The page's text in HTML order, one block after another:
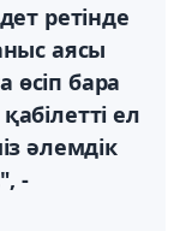
ретінде
аясы
бара
ел
әлемдік
-